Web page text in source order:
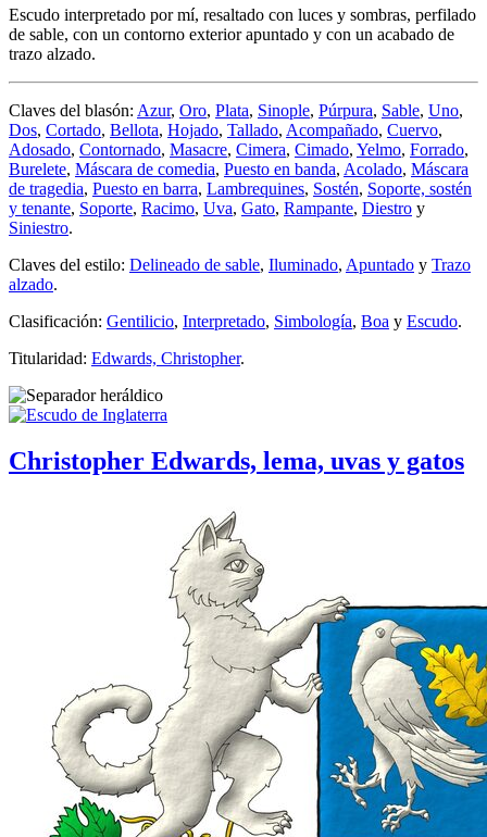
Escudo interpretado por mí, resaltado con luces y sombras, perfilado
de sable, con un contorno exterior apuntado y con un acabado de
trazo alzado.
Claves del blasón: Azur, Oro, Plata, Sinople, Púrpura, Sable, Uno,
Dos, Cortado, Bellota, Hojado, Tallado, Acompañado, Cuervo,
Adosado, Contornado, Masacre, Cimera, Cimado, Yelmo, Forrado,
Burelete, Máscara de comedia, Puesto en banda, Acolado, Máscara
de tragedia, Puesto en barra, Lambrequines, Sostén, Soporte, sostén
y tenante, Soporte, Racimo, Uva, Gato, Rampante, Diestro y
Siniestro.
Claves del estilo: Delineado de sable, Iluminado, Apuntado y Trazo
alzado.
Clasificación: Gentilicio, Interpretado, Simbología, Boa y Escudo.
Titularidad: Edwards, Christopher.
Christopher Edwards, lema, uvas y gatos